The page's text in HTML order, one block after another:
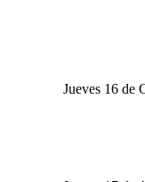
Jueves 16 de